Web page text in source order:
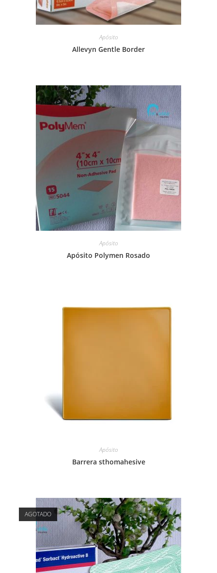
Apósito
Allevyn Gentle Border
Apósito
Apósito Polymen Rosado
Apósito
Barrera sthomahesive
AGOTADO